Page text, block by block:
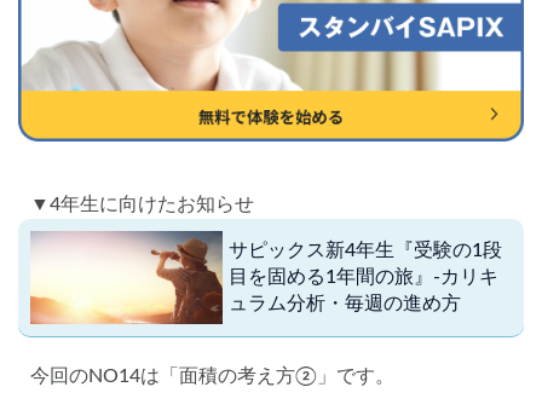
▼4年生に向けたお知らせ
サピックス新4年生『受験の1段
目を固める1年間の旅』-カリキ
ュラム分析・毎週の進め方
今回のNO14は「面積の考え方②」です。
検索